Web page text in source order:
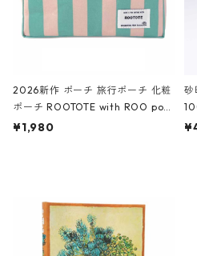
2026新作 ポーチ 旅行ポーチ 化粧
ポーチ ROOTOTE with ROO pou
ch 3532 ルートート WR.ポーチ.ラ
¥1,980
砂